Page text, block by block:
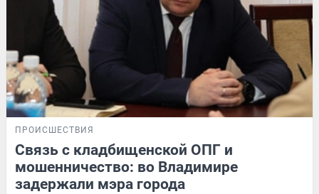
ПРОИСШЕСТВИЯ
Связь с кладбищенской ОПГ и
мошенничество: во Владимире
задержали мэра города